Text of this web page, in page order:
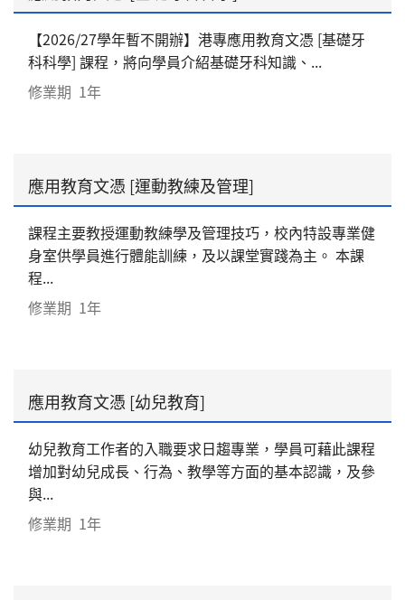
【2026/27學年暫不開辦】港專應用教育文憑 [基礎牙
科科學] 課程，將向學員介紹基礎牙科知識、...
修業期 1年
應用教育文憑 [運動教練及管理]
課程主要教授運動教練學及管理技巧，校內特設專業健
身室供學員進行體能訓練，及以課堂實踐為主。 本課
程...
修業期 1年
應用教育文憑 [幼兒教育]
幼兒教育工作者的入職要求日趨專業，學員可藉此課程
增加對幼兒成長、行為、教學等方面的基本認識，及參
與...
修業期 1年